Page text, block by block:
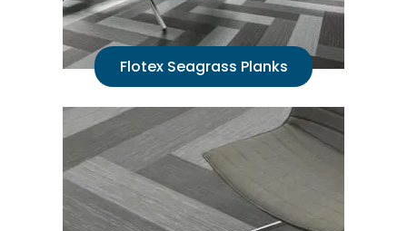
Flotex Seagrass Planks